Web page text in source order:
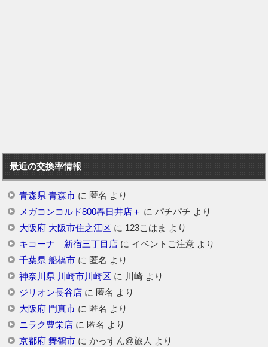
最近の交換率情報
青森県 青森市に 匿名 より
メガコンコルド800春日井店＋ に パチパチ より
大阪府 大阪市住之江区 に 123こはま より
キコーナ 新宿三丁目店に イベントご注意より
千葉県 船橋市に 匿名 より
神奈川県 川崎市川崎区 に 川崎より
ジリオン長谷店に 匿名 より
大阪府 門真市に 匿名 より
ニラク豊栄店に 匿名 より
京都府 舞鶴市に かっすん@旅人 より